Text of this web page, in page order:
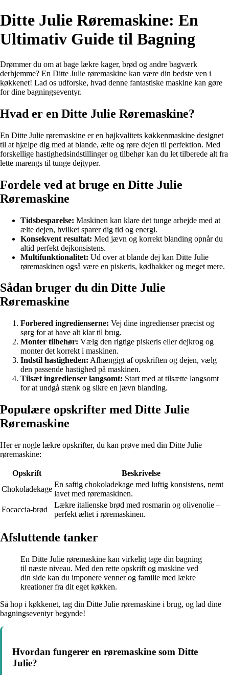
Ditte Julie Røremaskine: En
Ultimativ Guide til Bagning
Drømmer du om at bage lækre kager, brød og andre bagværk
derhjemme? En Ditte Julie røremaskine kan være din bedste ven i
køkkenet! Lad os udforske, hvad denne fantastiske maskine kan gøre
for dine bagningseventyr.
Hvad er en Ditte Julie Røremaskine?
En Ditte Julie røremaskine er en højkvalitets køkkenmaskine designet
til at hjælpe dig med at blande, ælte og røre dejen til perfektion. Med
forskellige hastighedsindstillinger og tilbehør kan du let tilberede alt fra
lette marengs til tunge dejtyper.
Fordele ved at bruge en Ditte Julie
Røremaskine
Tidsbesparelse: Maskinen kan klare det tunge arbejde med at
ælte dejen, hvilket sparer dig tid og energi.
Konsekvent resultat: Med jævn og korrekt blanding opnår du
altid perfekt dejkonsistens.
Multifunktionalitet: Ud over at blande dej kan Ditte Julie
røremaskinen også være en piskeris, kødhakker og meget mere.
Sådan bruger du din Ditte Julie
Røremaskine
Forbered ingredienserne: Vej dine ingredienser præcist og
sørg for at have alt klar til brug.
Monter tilbehør: Vælg den rigtige piskeris eller dejkrog og
monter det korrekt i maskinen.
Indstil hastigheden: Afhængigt af opskriften og dejen, vælg
den passende hastighed på maskinen.
Tilsæt ingredienser langsomt: Start med at tilsætte langsomt
for at undgå stænk og sikre en jævn blanding.
Populære opskrifter med Ditte Julie
Røremaskine
Her er nogle lækre opskrifter, du kan prøve med din Ditte Julie
røremaskine:
Opskrift
Beskrivelse
Chokoladekage
En saftig chokoladekage med luftig konsistens, nemt
lavet med røremaskinen.
Focaccia-brød
Lækre italienske brød med rosmarin og olivenolie –
perfekt æltet i røremaskinen.
Afsluttende tanker
En Ditte Julie røremaskine kan virkelig tage din bagning
til næste niveau. Med den rette opskrift og maskine ved
din side kan du imponere venner og familie med lækre
kreationer fra dit eget køkken.
Så hop i køkkenet, tag din Ditte Julie røremaskine i brug, og lad dine
bagningseventyr begynde!
Hvordan fungerer en røremaskine som Ditte
Julie?